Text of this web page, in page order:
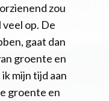
zou
op. De
gaat dan
groente en
mijn tijd aan
groente en